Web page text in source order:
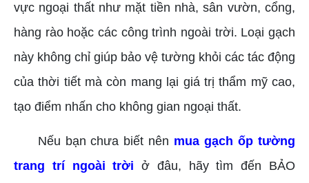
vực ngoại thất như mặt tiền nhà, sân vườn, cổng,
hàng rào hoặc các công trình ngoài trời. Loại gạch
này không chỉ giúp bảo vệ tường khỏi các tác động
của thời tiết mà còn mang lại giá trị thẩm mỹ cao,
tạo điểm nhấn cho không gian ngoại thất.
Nếu bạn chưa biết nên mua gạch ốp tường
trang trí ngoài trời ở đâu, hãy tìm đến BẢO